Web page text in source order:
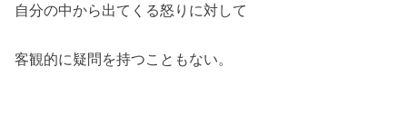
自分の中から出てくる怒りに対して
客観的に疑問を持つこともない。